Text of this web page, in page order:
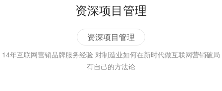
资深项目管理
资深项目管理
14年互联网营销品牌服务经验 对制造业如何在新时代做互联网营销破局
有自己的方法论